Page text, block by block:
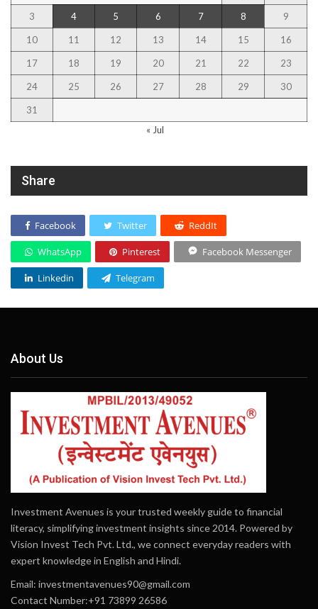
3 4 5 6 7 8 9
10 11 12 13 14 15 16
17 18 19 20 21 22 23
24 25 26 27 28 29 30
31
« Jul
Share
Facebook Twitter ReddIt
WhatsApp Pinterest Facebook Messenger
Linkedin Telegram
About Us
Investment Avenues is your trusted weekly guide to financial
literacy, simplifying investment insights since 2014. Powered by
Vision Invest Tech Pvt. Ltd., we connect everyday readers with
expert knowledge in English and Hindi.
Email: investmentavenues90@gmail.com
Contact Number:+91 73899 26586